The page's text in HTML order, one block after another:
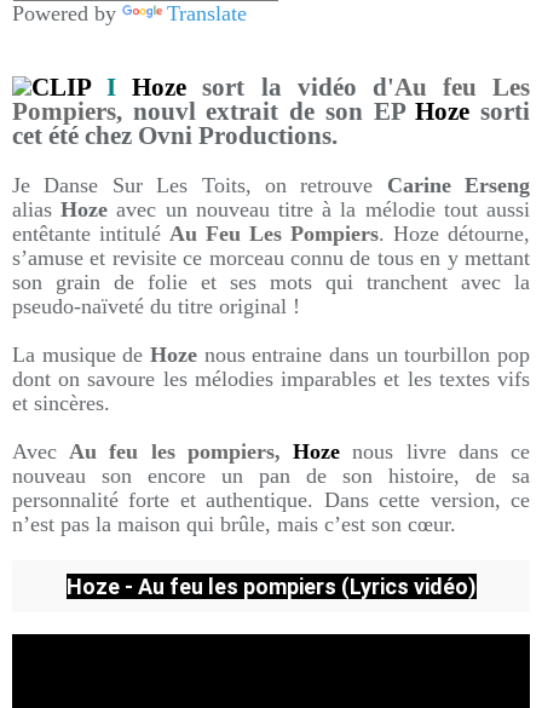
Powered by Translate
CLIPI Hozesort la vidéo d'Au feu Les
Pompiers, nouvl extrait de son EPHozesorti
cet été chez Ovni Productions.
Je Danse Sur Les Toits, on retrouve Carine Erseng
alias Hoze avec un nouveau titre à la mélodie tout aussi
entêtante intitulé Au Feu Les Pompiers. Hoze détourne,
s’amuse et revisite ce morceau connu de tous en y mettant
son grain de folie et ses mots qui tranchent avec la
pseudo-naïveté du titre original !
La musique de Hoze nous entraine dans un tourbillon pop
dont on savoure les mélodies imparables et les textes vifs
et sincères.
AvecAu feu les pompiers, Hoze nous livre dans ce
nouveau son encore un pan de son histoire, de sa
personnalité forte et authentique. Dans cette version, ce
n’est pas la maison qui brûle, mais c’est son cœur.
Hoze - Au feu les pompiers (Lyrics vidéo)